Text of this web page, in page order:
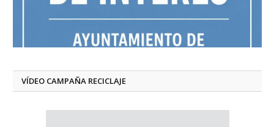
VÍDEO CAMPAÑA RECICLAJE